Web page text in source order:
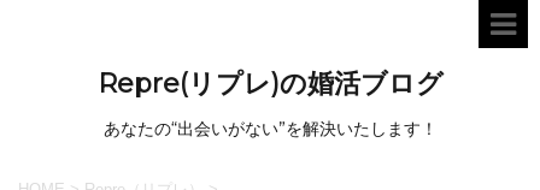
Repre(リプレ)の婚活ブログ
あなたの“出会いがない”を解決いたします！